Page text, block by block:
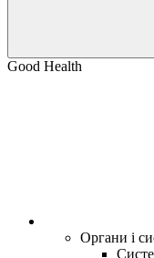
Good Health
Органи і